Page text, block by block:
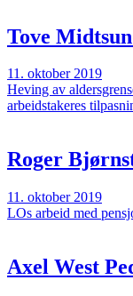
Tove
11. oktober 2019
Heving av
arbeidstakeres
Roger
11. oktober 2019
LOs arbeid med
Axel West